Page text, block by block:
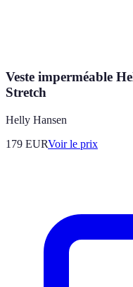
Veste imperméable
Stretch
Helly Hansen
179 EURVoir le prix